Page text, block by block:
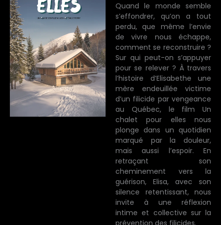
Quand le monde semble
s’effondrer, qu’on a tout
perdu, que même l’envie
de vivre nous échappe,
comment se reconstruire ?
Sur qui peut-on s’appuyer
pour se relever ? À travers
l’histoire d’Elisabethe une
mère endeuillée victime
d’un filicide par vengeance
au Québec, le film Un
chalet pour elles nous
plonge dans un quotidien
marqué par la douleur,
mais aussi l’espoir. En
retraçant son
cheminement vers la
guérison, Elisa, avec son
silence retentissant, nous
invite à une réflexion
intime et collective sur la
prévention des filicides.